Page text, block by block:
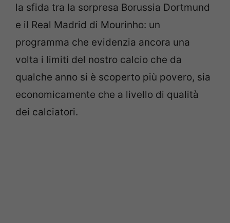
la sfida tra la sorpresa Borussia Dortmund
e il Real Madrid di Mourinho: un
programma che evidenzia ancora una
volta i limiti del nostro calcio che da
qualche anno si è scoperto più povero, sia
economicamente che a livello di qualità
dei calciatori.